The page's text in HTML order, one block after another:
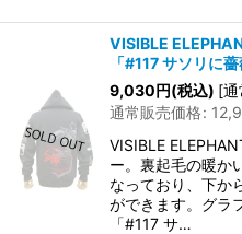
VISIBLE
「#117 サソリに
9,030円(税込) [通
通常販売価格:
VISIBLE
ー。裏起毛の暖か
なっており、下か
ができます。グラ
「#117 サ…